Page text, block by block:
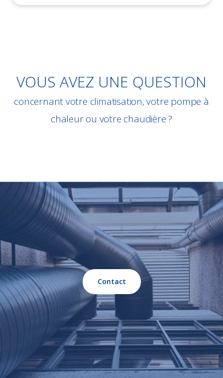
VOUS AVEZ UNE QUESTION
concernant votre climatisation, votre pompe à
chaleur ou votre chaudière ?
Contact